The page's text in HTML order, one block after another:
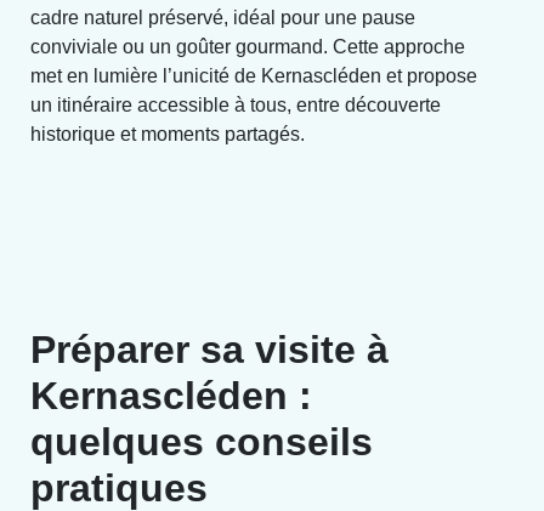
cadre naturel préservé, idéal pour une pause
conviviale ou un goûter gourmand. Cette approche
met en lumière l’unicité de Kernascléden et propose
un itinéraire accessible à tous, entre découverte
historique et moments partagés.
Préparer sa visite à
Kernascléden :
quelques conseils
pratiques